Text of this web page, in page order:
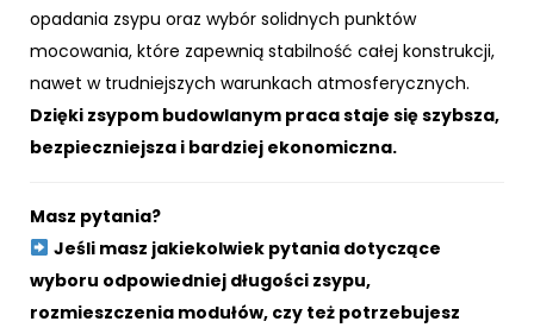
opadania zsypu oraz wybór solidnych punktów
mocowania, które zapewnią stabilność całej konstrukcji,
nawet w trudniejszych warunkach atmosferycznych.
Dzięki zsypom budowlanym praca staje się szybsza,
bezpieczniejsza i bardziej ekonomiczna.
Masz pytania?
Jeśli masz jakiekolwiek pytania dotyczące
wyboru odpowiedniej długości zsypu,
rozmieszczenia modułów, czy też potrzebujesz